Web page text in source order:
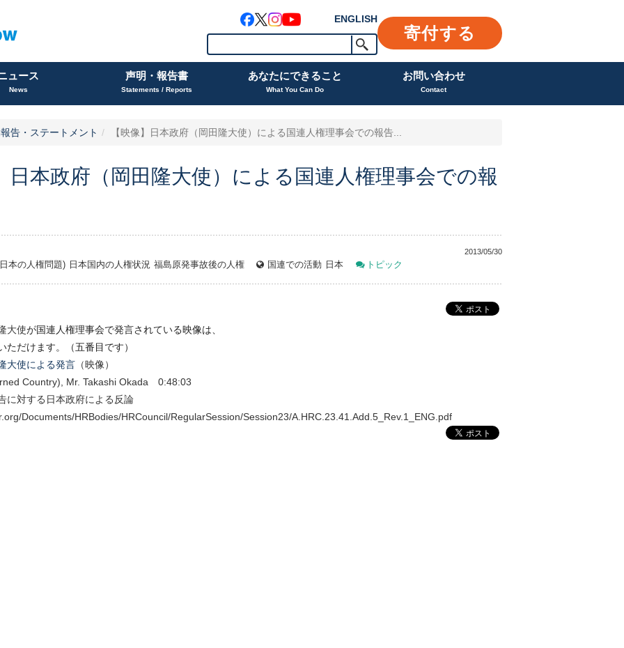
ENGLISH
寄付する
ュース
News
声明・報告書
Statements / Reports
あなたにできること
What You Can Do
お問い合わせ
Contact
告・ステートメント 【映像】日本政府（岡田隆大使）による国連人権理事会での報告...
日本政府（岡田隆大使）による国連人権理事会での報
2013/05/30
本の人権問題) 日本国内の人権状況 福島原発事故後の人権 国連での活動 日本 トピック
大使が国連人権理事会で発言されている映像は、
ただけます。（五番目です）
大使による発言（映像）
Country), Mr. Takashi Okada 0:48:03
に対する日本政府による反論
Documents/HRBodies/HRCouncil/RegularSession/Session23/A.HRC.23.41.Add.5_Rev.1_ENG.pdf